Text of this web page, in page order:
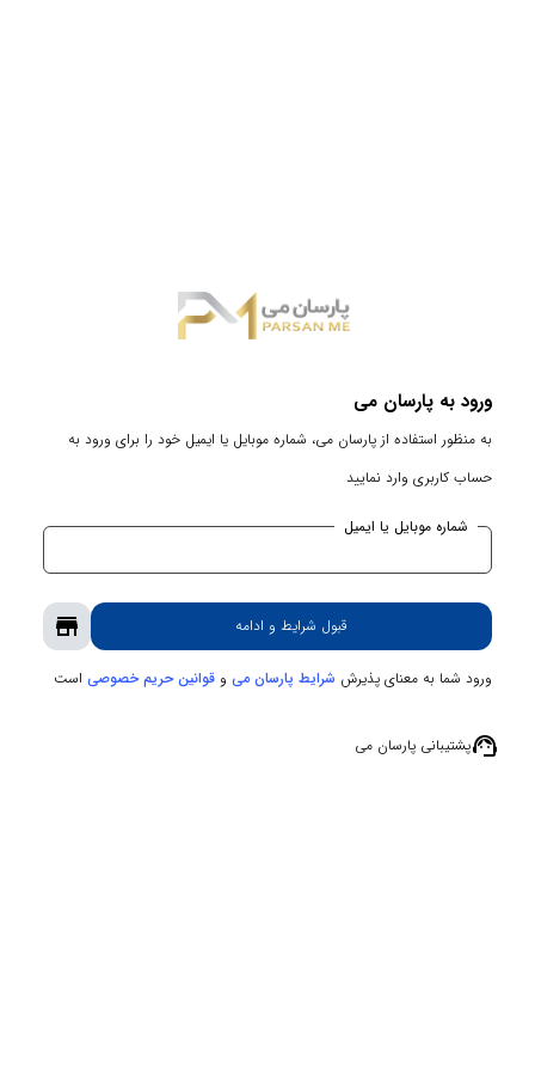
ورود به پارسان می
به منظور استفاده از پارسان می، شماره موبایل یا ایمیل خود را برای ورود به
حساب کاربری وارد نمایید
شماره موبایل یا ایمیل
قبول شرایط و ادامه store
ورود شما به معنای پذیرش شرایط پارسان می و قوانین حریم‌ خصوصی است
support_agentپشتیبانی پارسان می